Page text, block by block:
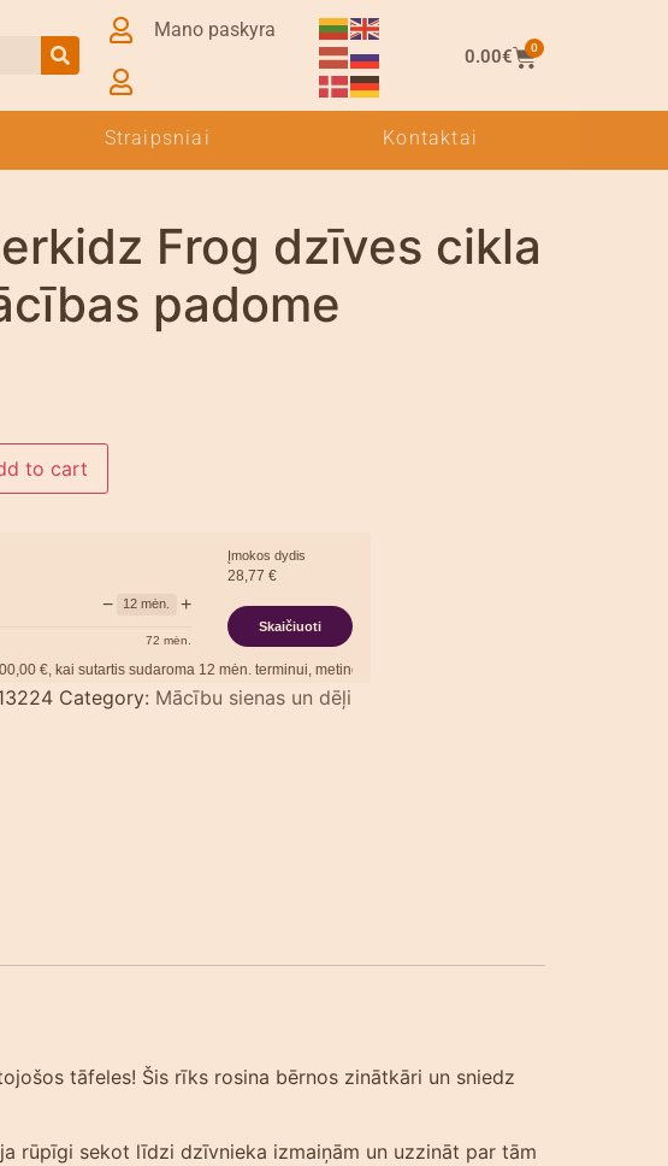
Mano paskyra
0.00€ 0
Straipsniai Kontaktai
Frog dzīves cikla
padome
to cart
− 12 mėn. +
72 mėn.
Įmokos dydis
28,77 €
Skaičiuoti
sutartis sudaroma12mėn. terminui, metinė palūkanų norma –
Category: Mācību sienas un dēļi
tāfeles! Šis rīks rosina bērnos zinātkāri un sniedz
rūpīgi sekot līdzi dzīvnieka izmaiņām un uzzināt par tām